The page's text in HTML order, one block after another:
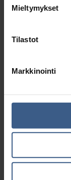
Mieltymykset
Tilastot
Markkinointi